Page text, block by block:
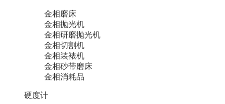
金相磨床
金相抛光机
金相研磨抛光机
金相切割机
金相装裱机
金相砂带磨床
金相消耗品
硬度计